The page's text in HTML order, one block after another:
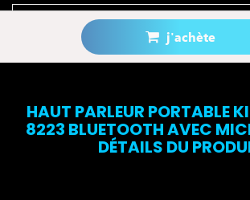
j'achète
Prévenez-moi lorsque le produit
HAUT PARLEUR PORTABLE
8223 BLUETOOTH AVEC
DÉTAILS DU